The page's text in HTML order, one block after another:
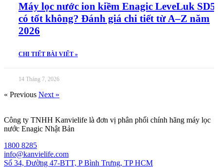
Máy lọc nước ion kiềm Enagic LeveLuk
có tốt không? Đánh giá chi tiết từ A–Z năm
2026
CHI TIẾT BÀI VIẾT »
14 Tháng 7, 2026
« Previous Next »
Công ty TNHH Kanvielife là đơn vị phân phối chính hãng máy lọc
nước Enagic Nhật Bản
1800 8285
info@kanvielife.com
Số 34, Đường 47-BTT, P Bình Trưng, TP HCM